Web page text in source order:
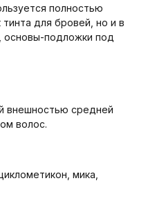
полностью
для бровей, но и в
основы-подложки под
внешностью средней
волос.
мика,